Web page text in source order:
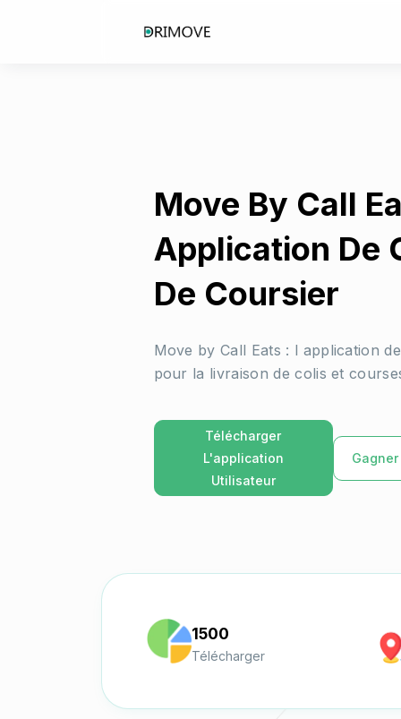
Move By Call
Application De
De Coursier
Move by Call Eats : l application
pour la livraison de colis et
Télécharger
L'application
Utilisateur
Gagner
1500
Télécharger